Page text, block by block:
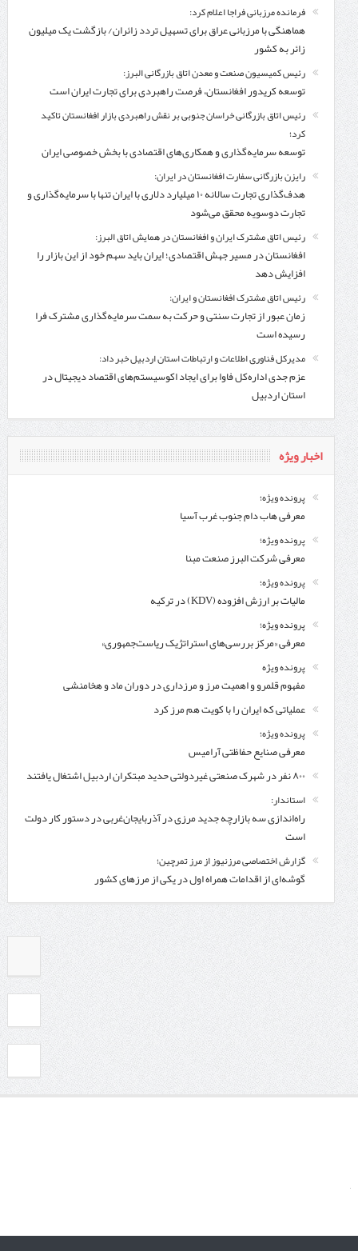
فرمانده مرزبانی فراجا اعلام کرد:
هماهنگی با مرزبانی عراق برای تسهیل تردد زائران/ بازگشت یک میلیون
زائر به کشور
رئیس کمیسیون صنعت و معدن اتاق بازرگانی البرز:
توسعه کریدور افغانستان، فرصت راهبردی برای تجارت ایران است
رئیس اتاق بازرگانی خراسان جنوبی بر نقش راهبردی بازار افغانستان تاکید
کرد؛
توسعه سرمایه‌گذاری و همکاری‌های اقتصادی با بخش خصوصی ایران
رایزن بازرگانی سفارت افغانستان در ایران:
هدف‌گذاری تجارت سالانه ۱۰ میلیارد دلاری با ایران تنها با سرمایه‌گذاری و
تجارت دوسویه محقق می‌شود
رئیس اتاق مشترک ایران و افغانستان در همایش اتاق البرز:
افغانستان در مسیر جهش اقتصادی؛ ایران باید سهم خود از این بازار را
افزایش دهد
رئیس اتاق مشترک افغانستان و ایران:
زمان عبور از تجارت سنتی و حرکت به سمت سرمایه‌گذاری مشترک فرا
رسیده است
مدیرکل فناوری اطلاعات و ارتباطات استان اردبیل خبر داد:
عزم جدی اداره‌کل فاوا برای ایجاد اکوسیستم‌های اقتصاد دیجیتال در
استان اردبیل
اخبار ویژه
پرونده ویژه؛
معرفی هاب دام جنوب غرب آسیا
پرونده ویژه؛
معرفی شركت البرز صنعت مبنا
پرونده ویژه؛
مالیات بر ارزش افزوده (KDV) در ترکیه
پرونده ویژه؛
معرفی «مرکز بررسی‌های استراتژیک ریاست‌جمهوری»
پرونده ویژه
مفهوم قلمرو و اهمیت مرز و مرزداری در دوران ماد و هخامنشی
عملیاتی که ایران را با کویت هم مرز کرد
پرونده ویژه؛
معرفی صنایع حفاظتی آرامیس
۸۰۰ نفر در شهرک صنعتی غیردولتی حدید مبتکران اردبیل اشتغال یافتند
استاندار:
راه‌اندازی سه بازارچه جدید مرزی در آذربایجان‌غربی در دستور کار دولت
است
گزارش اختصاصی مرزنیوز از مرز تمرچین؛
گوشه‌ای از اقدامات همراه اول در یکی از مرزهای کشور